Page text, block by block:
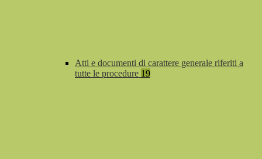
Atti e documenti di carattere generale riferiti a
tutte le procedure 19